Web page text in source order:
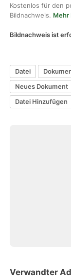
Kostenlos für den
Bildnachweis. Mehr
Bildnachweis ist
Datei
Neues Dokument
Datei Hinzufügen
Verwandter